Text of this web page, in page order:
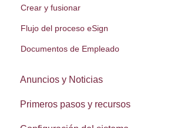
Crear y fusionar
Flujo del proceso eSign
Documentos de Empleado
Anuncios y Noticias
Notas de la lanzamiento
Primeros pasos y recursos